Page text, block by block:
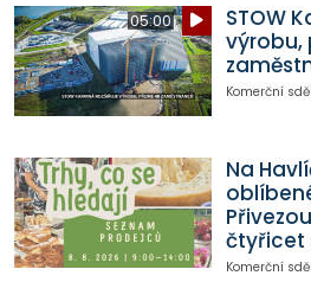
05:00
STOW
výrobu,
Komerční
Na
čtyřicet
Komerční